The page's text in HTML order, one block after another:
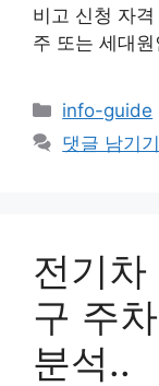
비고 신청 자
주 또는 세대
카
테
고
info-guide
댓글 남기기
전기
구 주
분석..